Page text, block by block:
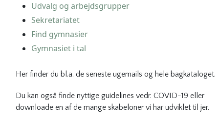
Udvalg og arbejdsgrupper
Sekretariatet
Find gymnasier
Gymnasiet i tal
Her finder du bl.a. de seneste ugemails og hele bagkataloget.
Du kan også finde nyttige guidelines vedr. COVID-19 eller
downloade en af de mange skabeloner vi har udviklet til jer.